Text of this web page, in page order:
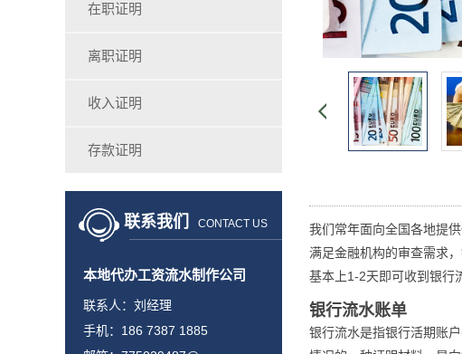
在职证明
离职证明
收入证明
存款证明
联系我们 CONTACT US
本地代办工资流水制作公司
联系人：刘经理
手机：186 7387 1885
我们常年面向全国各地提
满足金融机构的审查需求
基本上1-2天即可收到银行
银行流水账单
银行流水是指银行活期账